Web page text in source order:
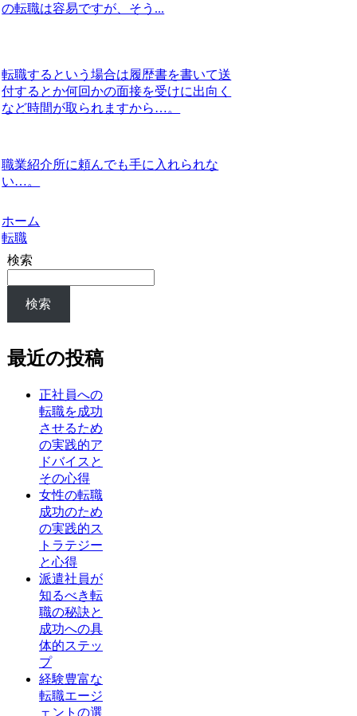
の転職は容易ですが、そう...
転職するという場合は履歴書を書いて送
付するとか何回かの面接を受けに出向く
など時間が取られますから…。
職業紹介所に頼んでも手に入れられな
い…。
ホーム
転職
検索
検索
最近の投稿
正社員への
転職を成功
させるため
の実践的ア
ドバイスと
その心得
女性の転職
成功のため
の実践的ス
トラテジー
と心得
派遣社員が
知るべき転
職の秘訣と
成功への具
体的ステッ
プ
経験豊富な
転職エージ
ェントの選